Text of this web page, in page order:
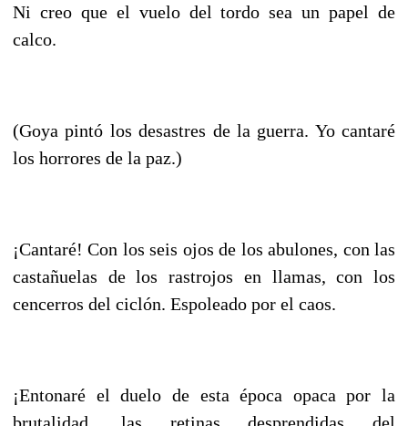
Ni creo que el vuelo del tordo sea un papel de
calco.
(Goya pintó los desastres de la guerra. Yo cantaré
los horrores de la paz.)
¡Cantaré! Con los seis ojos de los abulones, con las
castañuelas de los rastrojos en llamas, con los
cencerros del ciclón. Espoleado por el caos.
¡Entonaré el duelo de esta época opaca por la